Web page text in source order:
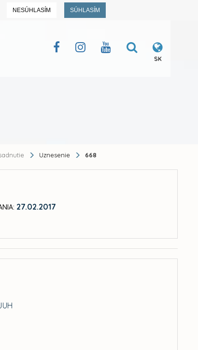
NESÚHLASÍM SÚHLASÍM
SK
Uznesenie 668
27.02.2017